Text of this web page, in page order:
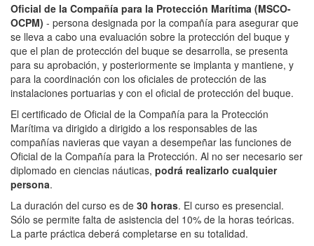
Oficial de la Compañía para la Protección Marítima (MSCO-
OCPM) - persona designada por la compañía para asegurar que
se lleva a cabo una evaluación sobre la protección del buque y
que el plan de protección del buque se desarrolla, se presenta
para su aprobación, y posteriormente se implanta y mantiene, y
para la coordinación con los oficiales de protección de las
instalaciones portuarias y con el oficial de protección del buque.
El certificado de Oficial de la Compañía para la Protección
Marítima va dirigido a dirigido a los responsables de las
compañías navieras que vayan a desempeñar las funciones de
Oficial de la Compañía para la Protección. Al no ser necesario ser
diplomado en ciencias náuticas, podrá realizarlo cualquier
persona.
La duración del curso es de 30 horas. El curso es presencial.
Sólo se permite falta de asistencia del 10% de la horas teóricas.
La parte práctica deberá completarse en su totalidad.